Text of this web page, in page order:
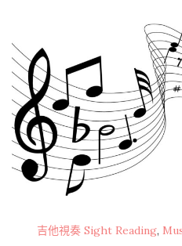
吉他視奏 Sight Reading,